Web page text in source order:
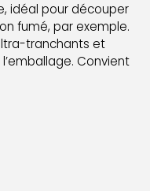
idéal pour découper
fumé, par exemple.
tranchants et
Convient